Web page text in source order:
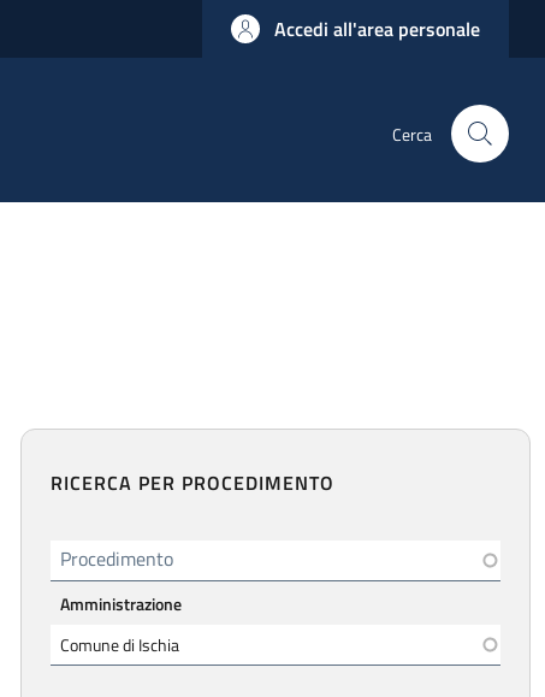
Accedi all'area personale
Cerca
RICERCA PER PROCEDIMENTO
Procedimento
Amministrazione